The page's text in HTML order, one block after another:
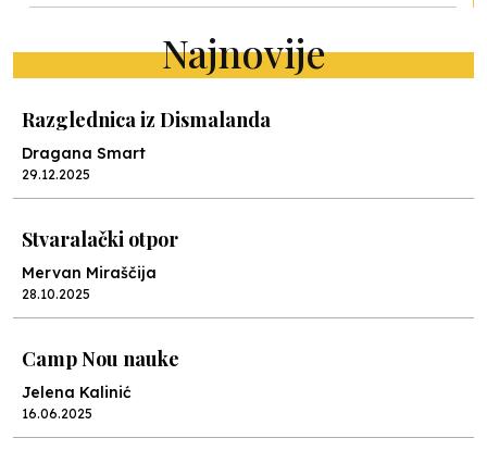
Najnovije
Razglednica iz Dismalanda
Dragana Smart
29.12.2025
Stvaralački otpor
Mervan Miraščija
28.10.2025
Camp Nou nauke
Jelena Kalinić
16.06.2025